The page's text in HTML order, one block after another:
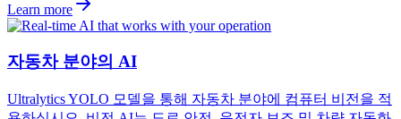
Learn more
자동차 분야의 AI
Ultralytics YOLO 모델을 통해 자동차 분야에 컴퓨터 비전을 적